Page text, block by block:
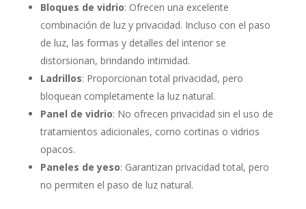
Bloques de vidrio: Ofrecen una excelente
combinación de luz y privacidad. Incluso con el paso
de luz, las formas y detalles del interior se
distorsionan, brindando intimidad.
Ladrillos: Proporcionan total privacidad, pero
bloquean completamente la luz natural.
Panel de vidrio: No ofrecen privacidad sin el uso de
tratamientos adicionales, como cortinas o vidrios
opacos.
Paneles de yeso: Garantizan privacidad total, pero
no permiten el paso de luz natural.